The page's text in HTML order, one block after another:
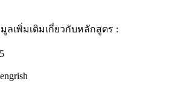
เพิ่มเติมเกี่ยวกับหลักสูตร :